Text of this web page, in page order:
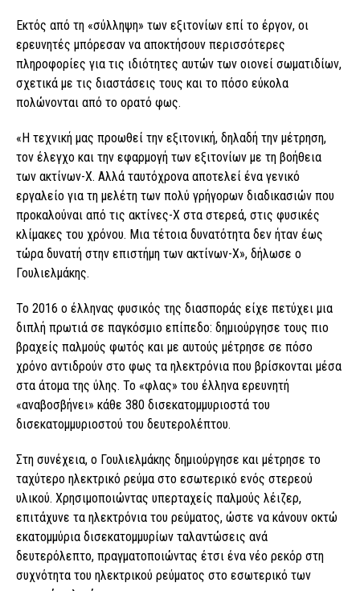
Εκτός από τη «σύλληψη» των εξιτονίων επί το έργον, οι
ερευνητές μπόρεσαν να αποκτήσουν περισσότερες
πληροφορίες για τις ιδιότητες αυτών των οιονεί σωματιδίων,
σχετικά με τις διαστάσεις τους και το πόσο εύκολα
πολώνονται από το ορατό φως.
«Η τεχνική μας προωθεί την εξιτονική, δηλαδή την μέτρηση,
τον έλεγχο και την εφαρμογή των εξιτονίων με τη βοήθεια
των ακτίνων-Χ. Αλλά ταυτόχρονα αποτελεί ένα γενικό
εργαλείο για τη μελέτη των πολύ γρήγορων διαδικασιών που
προκαλούναι από τις ακτίνες-Χ στα στερεά, στις φυσικές
κλίμακες του χρόνου. Μια τέτοια δυνατότητα δεν ήταν έως
τώρα δυνατή στην επιστήμη των ακτίνων-Χ», δήλωσε ο
Γουλιελμάκης.
Το 2016 ο έλληνας φυσικός της διασποράς είχε πετύχει μια
διπλή πρωτιά σε παγκόσμιο επίπεδο: δημιούργησε τους πιο
βραχείς παλμούς φωτός και με αυτούς μέτρησε σε πόσο
χρόνο αντιδρούν στο φως τα ηλεκτρόνια που βρίσκονται μέσα
στα άτομα της ύλης. Το «φλας» του έλληνα ερευνητή
«αναβοσβήνει» κάθε 380 δισεκατομμυριοστά του
δισεκατομμυριοστού του δευτερολέπτου.
Στη συνέχεια, ο Γουλιελμάκης δημιούργησε και μέτρησε το
ταχύτερο ηλεκτρικό ρεύμα στο εσωτερικό ενός στερεού
υλικού. Χρησιμοποιώντας υπερταχείς παλμούς λέιζερ,
επιτάχυνε τα ηλεκτρόνια του ρεύματος, ώστε να κάνουν οκτώ
εκατομμύρια δισεκατομμυρίων ταλαντώσεις ανά
δευτερόλεπτο, πραγματοποιώντας έτσι ένα νέο ρεκόρ στη
συχνότητα του ηλεκτρικού ρεύματος στο εσωτερικό των